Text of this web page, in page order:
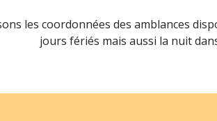
les coordonnées des amblances
jours fériés mais aussi la nuit